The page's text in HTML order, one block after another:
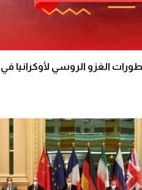
الغزو الروسي لأوكرانيا في